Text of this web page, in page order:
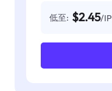
低至: $2.45/IP